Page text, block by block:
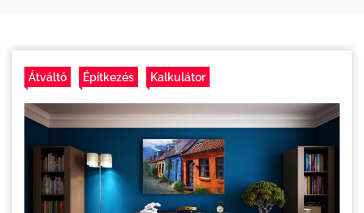
Átváltó Építkezés Kalkulátor